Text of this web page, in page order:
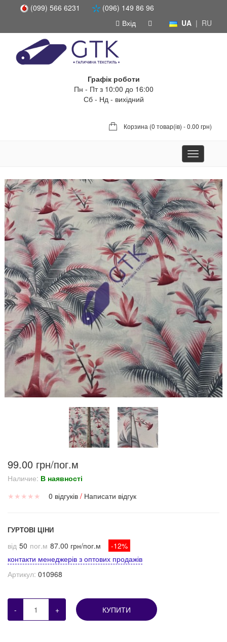
(099) 566 6231
(096) 149 86 96
UA | RU
Вхід
Графік роботи
Пн - Пт з 10:00 до 16:00
Сб - Нд - вихідний
Корзина (0 товар(ів) - 0.00 грн)
Toggle
navigation
99.00 грн/пог.м
Наличие: В наявності
★ ★ ★ ★ ★ 0 відгуків / Написати відгук
ГУРТОВІ ЦІНИ
від 50 пог.м 87.00 грн/пог.м
-12%
контакти менеджерів з оптових продажів
Артикул: 010968
- + КУПИТИ